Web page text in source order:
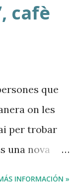
Es
captin
web o
cafè
que
on les
per trobar
una nova
INFORMACIÓN »